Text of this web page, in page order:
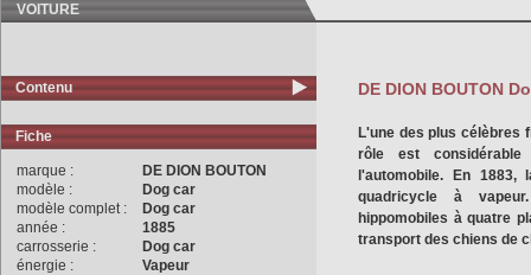
VOITURE
Contenu
Fiche
marque :
DE DION BOUTON
modèle :
Dog car
modèle complet :
Dog car
année :
1885
carrosserie :
Dog car
énergie :
Vapeur
DE DION BOUTON
L'une des plus célèbres
rôle est
l'automobile. En
quadricycle à
hippomobiles à quatre
transport des chiens de